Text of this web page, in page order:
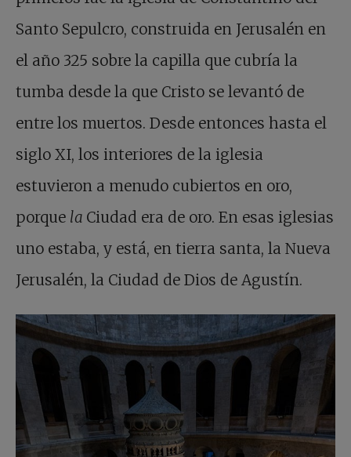
Santo Sepulcro, construida en Jerusalén en
el año 325 sobre la capilla que cubría la
tumba desde la que Cristo se levantó de
entre los muertos. Desde entonces hasta el
siglo XI, los interiores de la iglesia
estuvieron a menudo cubiertos en oro,
porque la Ciudad era de oro. En esas iglesias
uno estaba, y está, en tierra santa, la Nueva
Jerusalén, la Ciudad de Dios de Agustín.